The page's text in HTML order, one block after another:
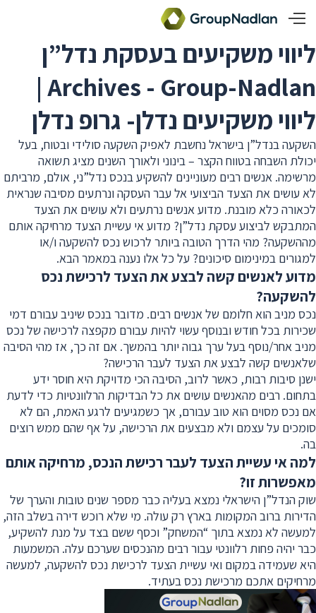
ליווי משקיעים בעסקת נדל”ן
Archives - Group-Nadlan |
ליווי משקיעים נדלן- גרופ נדלן
השקעה בנדל”ן בישראל נחשבת לאפיק השקעה סולידי ובטוח, בעל
יכולת השבחה בטווח הקצר – בינוני ולאורך השנים מציג תשואה
מרשימה. אנשים רבים מעוניינים להשקיע בנכס נדל”ני, אולם, מרביתם
לא עושים את הצעד הביצועי אל עבר העסקה ונרתעים מסיבה שנראית
לכאורה כלא מובנת. מדוע אנשים נרתעים ולא עושים את הצעד
המתבקש לביצוע עסקת נדל”ן? מדוע אי עשיית הצעד מרחיקה אותם
מההשקעה? מהי הדרך הטובה ביותר לרכוש נכס להשקעה ו/או
למגורים במינימום סיכונים? על כל אלו נענה במאמר הבא.
מדוע לאנשים קשה לבצע את הצעד לרכישת נכס
להשקעה?
נכס מניב הוא חלומם של אנשים רבים. מדובר בנכס שיניב עבורם דמי
שכירות בכל חודש ובנוסף עשוי להיות עבורם מקפצה לרכישה של נכס
מניב אחר/נוסף בעל ערך גבוה יותר בהמשך. אם זה כך, אז מהי הסיבה
שלאנשים קשה לבצע את הצעד לעבר הרכישה?
ישנן סיבות רבות, כאשר לרוב, הסיבה הכי מדויקת היא חוסר ידע
בתחום. רבים מהאנשים עושים את כל הבדיקות הרלוונטיות כדי לדעת
אם נכס מסוים הוא טוב עבורם, אך כשמגיעים לרגע האמת, הם לא
סומכים על עצמם ולא מבצעים את הרכישה, על אף שהם ממש רוצים
בה.
למה אי עשיית הצעד לעבר רכישת הנכס, מרחיקה אותם
מאפשרות זו?
שוק הנדל”ן הישראלי נמצא בעליה כבר מספר שנים טובות והערך של
הדירות ברוב המקומות בארץ רק עולה. מי שלא רוכש דירה בשלב הזה,
למעשה לא נמצא בתוך “המשחק” וכסף ששם בצד על מנת להשקיע,
כבר יהיה פחות רלוונטי עבור רבים מהנכסים שערכם עלה. המשמעות
היא שעמידה במקום ואי עשיית הצעד לרכישת נכס להשקעה, למעשה
מרחיקים אתכם מרכישת נכס בעתיד.